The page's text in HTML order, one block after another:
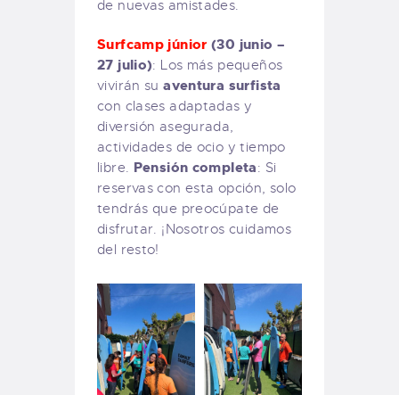
de nuevas amistades.
Surfcamp júnior (30 junio –
27 julio): Los más pequeños
vivirán suaventura surfista
con clases adaptadas y
diversión asegurada,
actividades de ocio y tiempo
libre. Pensión completa: Si
reservas con esta opción, solo
tendrás que preocúpate de
disfrutar. ¡Nosotros cuidamos
del resto!